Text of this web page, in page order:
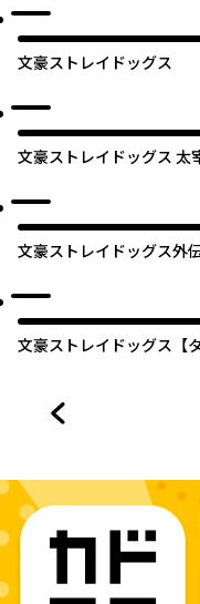
文豪ストレイドッグス
文豪ストレイドッグス 太
文豪ストレイドッグス外
文豪ストレイドッグス【